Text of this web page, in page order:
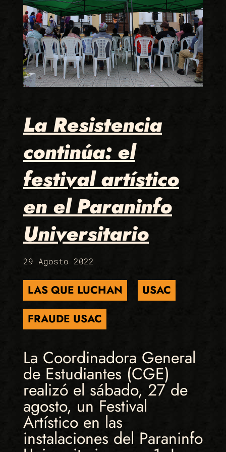
La Resistencia
continúa: el
festival artístico
en el Paraninfo
Universitario
29 Agosto 2022
LAS QUE LUCHAN
USAC
FRAUDE USAC
La Coordinadora General
de Estudiantes (CGE)
realizó el sábado, 27 de
agosto, un Festival
Artístico en las
instalaciones del Paraninfo